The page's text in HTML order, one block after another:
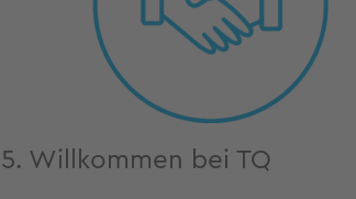
5. Willkommen bei TQ